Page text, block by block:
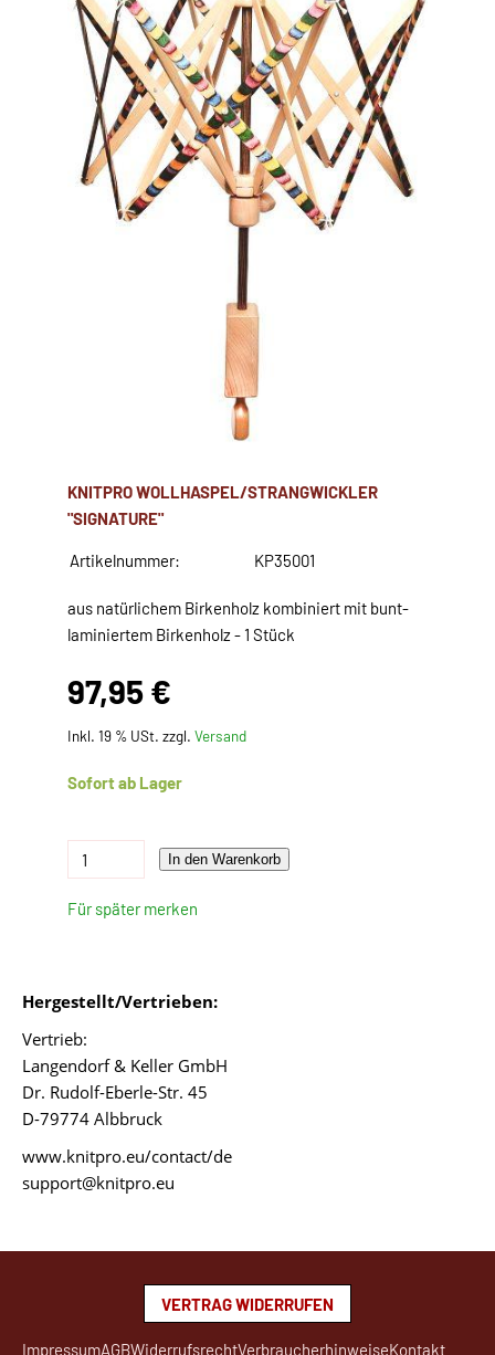
KNITPRO WOLLHASPEL/STRANGWICKLER
"SIGNATURE"
Artikelnummer: KP35001
aus natürlichem Birkenholz kombiniert mit bunt-
laminiertem Birkenholz - 1 Stück
97,95 €
Inkl. 19 % USt. zzgl. Versand
Sofort ab Lager
In den Warenkorb
Für später merken
Hergestellt/Vertrieben:
Vertrieb:
Langendorf & Keller GmbH
Dr. Rudolf-Eberle-Str. 45
D-79774 Albbruck
www.knitpro.eu/contact/de
support@knitpro.eu
VERTRAG WIDERRUFEN
ImpressumAGBWiderrufsrechtVerbraucherhinweiseKontakt